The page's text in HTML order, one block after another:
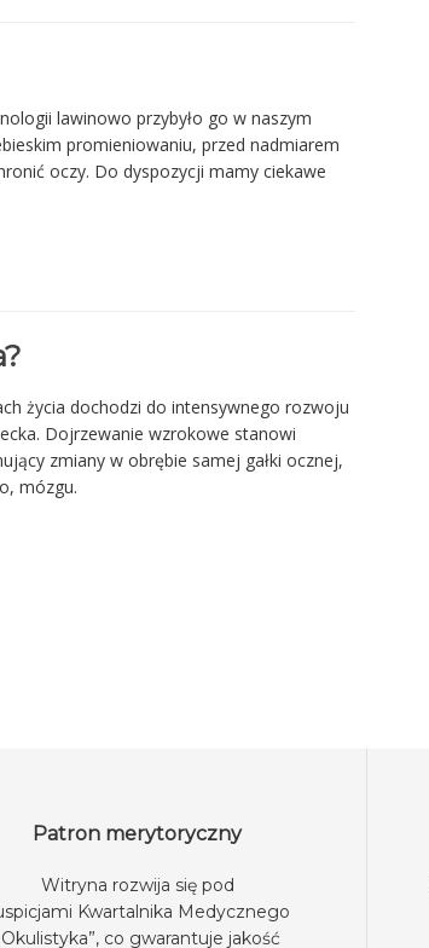
lawinowo przybyło go w naszym
promieniowaniu, przed nadmiarem
oczy. Do dyspozycji mamy ciekawe
życia dochodzi do intensywnego rozwoju
Dojrzewanie wzrokowe stanowi
zmiany w obrębie samej gałki ocznej,
mózgu.
Patron merytoryczny
Witryna rozwija się pod
Kwartalnika Medycznego
, co gwarantuje jakość